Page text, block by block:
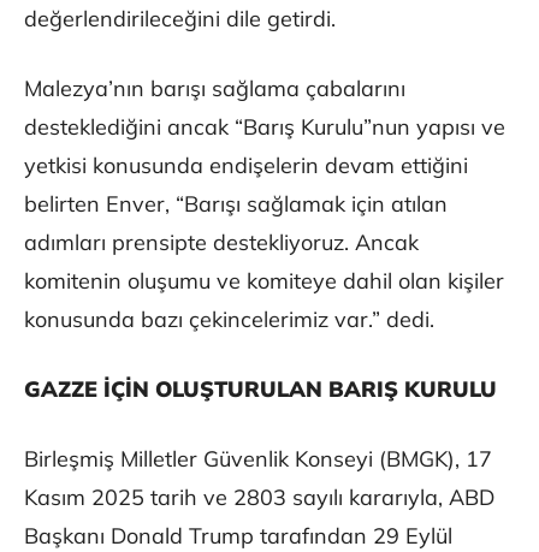
değerlendirileceğini dile getirdi.
Malezya’nın barışı sağlama çabalarını
desteklediğini ancak “Barış Kurulu”nun yapısı ve
yetkisi konusunda endişelerin devam ettiğini
belirten Enver, “Barışı sağlamak için atılan
adımları prensipte destekliyoruz. Ancak
komitenin oluşumu ve komiteye dahil olan kişiler
konusunda bazı çekincelerimiz var.” dedi.
GAZZE İÇİN OLUŞTURULAN BARIŞ KURULU
Birleşmiş Milletler Güvenlik Konseyi (BMGK), 17
Kasım 2025 tarih ve 2803 sayılı kararıyla, ABD
Başkanı Donald Trump tarafından 29 Eylül